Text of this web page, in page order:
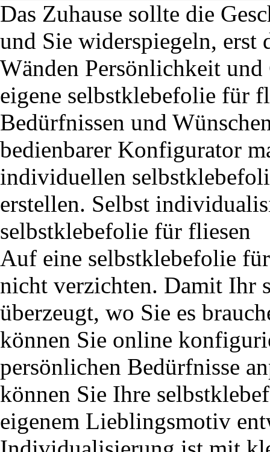
Das Zuhause sollte die
und Sie widerspiegeln, erst
Wänden Persönlichkeit
eigene selbstklebefolie für
Bedürfnissen und
bedienbarer Konfigurator
individuellen
erstellen. Selbst
selbstklebefolie für fliesen
Auf eine selbstklebefolie
nicht verzichten. Damit Ihr
überzeugt, wo Sie es
können Sie online
persönlichen Bedürfnisse
können Sie Ihre
eigenem Lieblingsmotiv